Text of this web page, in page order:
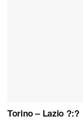
Torino – Lazio ?:?